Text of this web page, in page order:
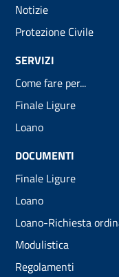
Notizie
Protezione Civile
SERVIZI
Come fare per...
Finale Ligure
Loano
DOCUMENTI
Finale Ligure
Loano
Loano-Richiesta
Modulistica
Regolamenti